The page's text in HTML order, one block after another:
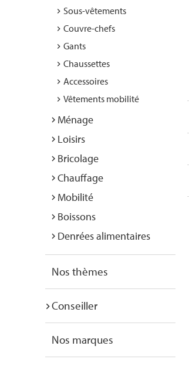
Sous-vêtements
Couvre-chefs
Gants
Chaussettes
Accessoires
Vêtements mobilité
Ménage
Loisirs
Bricolage
Chauffage
Mobilité
Boissons
Denrées alimentaires
Nos thèmes
Conseiller
Nos marques